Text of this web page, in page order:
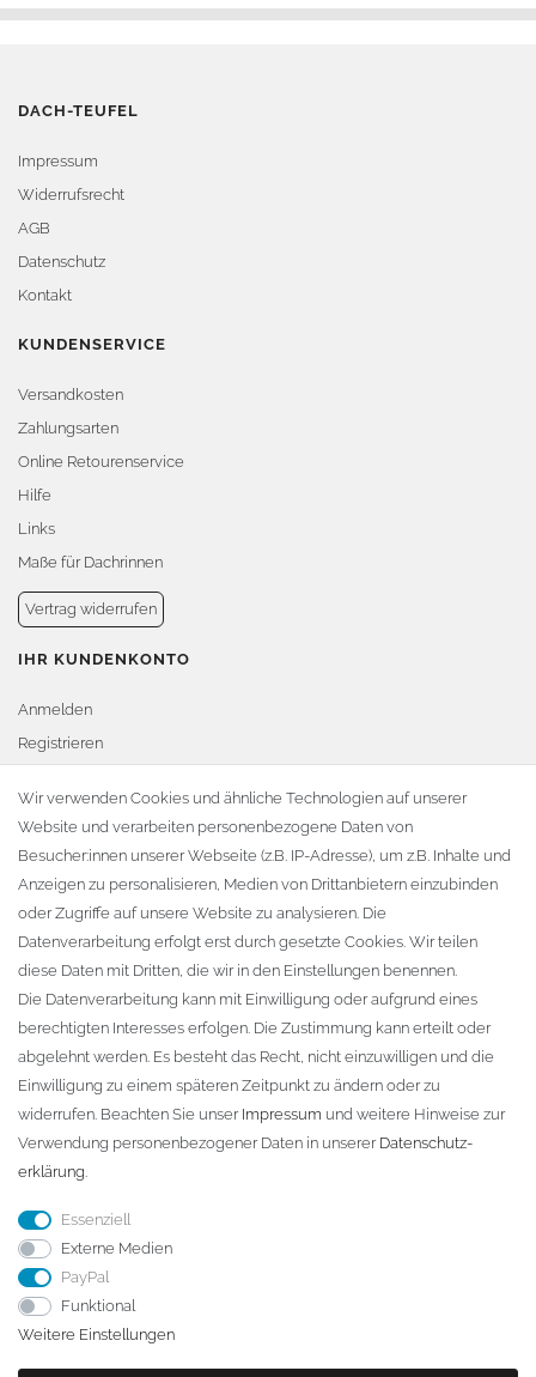
DACH-TEUFEL
Impressum
Widerrufsrecht
AGB
Datenschutz
Kontakt
KUNDENSERVICE
Versandkosten
Zahlungsarten
Online Retourenservice
Hilfe
Links
Maße für Dachrinnen
Vertrag widerrufen
IHR KUNDENKONTO
Anmelden
Registrieren
Warenkorb
Zur Kasse
KONTAKT
Fa. Steffen Jost
Söbrigener Weg 50
D-01796 Pirna
Telefon:+49 (0)3501 507295
info@dach-teufel.de
Wir verwenden Cookies und ähnliche Technologien auf unserer
Website und verarbeiten personenbezogene Daten von
Besucher:innen unserer Webseite (z.B. IP-Adresse), um z.B. Inhalte und
Anzeigen zu personalisieren, Medien von Drittanbietern einzubinden
oder Zugriffe auf unsere Website zu analysieren. Die
Datenverarbeitung erfolgt erst durch gesetzte Cookies. Wir teilen
diese Daten mit Dritten, die wir in den Einstellungen benennen.
Die Datenverarbeitung kann mit Einwilligung oder aufgrund eines
berechtigten Interesses erfolgen. Die Zustimmung kann erteilt oder
abgelehnt werden. Es besteht das Recht, nicht einzuwilligen und die
Einwilligung zu einem späteren Zeitpunkt zu ändern oder zu
widerrufen. Beachten Sie unser Impressum und weitere Hinweise zur
Verwendung personenbezogener Daten in unserer Daten­schutz­
erklärung.
Essenziell
Externe Medien
PayPal
Funktional
Weitere Einstellungen